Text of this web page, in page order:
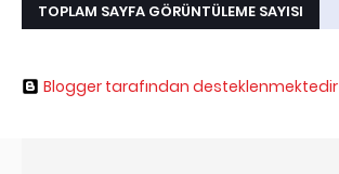
TOPLAM SAYFA GÖRÜNTÜLEME SAYISI
Blogger tarafından desteklenmektedir